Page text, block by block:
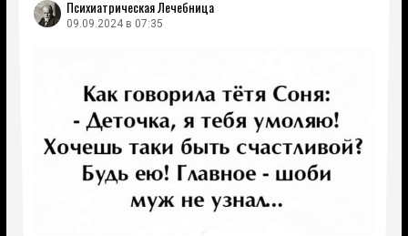
Психиатрическая Лечебница
09.09.2024 в 07:35